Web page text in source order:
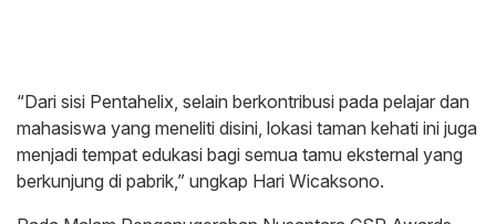
“Dari sisi Pentahelix, selain berkontribusi pada pelajar dan
mahasiswa yang meneliti disini, lokasi taman kehati ini juga
menjadi tempat edukasi bagi semua tamu eksternal yang
berkunjung di pabrik,” ungkap Hari Wicaksono.